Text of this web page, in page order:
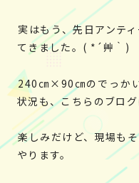
実はもう、先日アンテ
てきました。( *´艸｀)
240㎝×90㎝のでっか
状況も、こちらのブログ
楽しみだけど、現場も
やります。